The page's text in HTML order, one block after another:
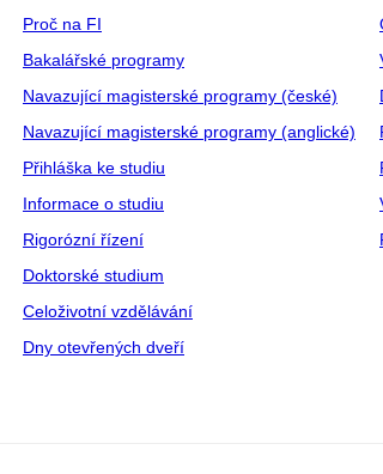
Proč na FI
Bakalářské programy
Navazující magisterské programy (české)
Navazující magisterské programy (anglické)
Přihláška ke studiu
Informace o studiu
Rigorózní řízení
Doktorské studium
Celoživotní vzdělávání
Dny otevřených dveří